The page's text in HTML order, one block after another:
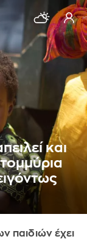
και
παιδιών έχει